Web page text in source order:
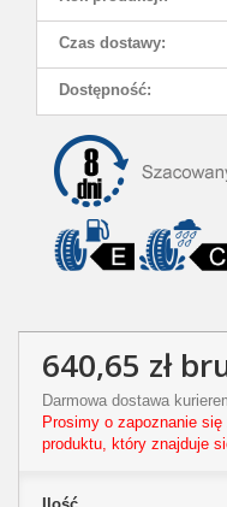
Czas dostawy:
Dostępność:
640,65 zł
Darmowa dostawa
Prosimy o zapoznanie
produktu, który znajduje